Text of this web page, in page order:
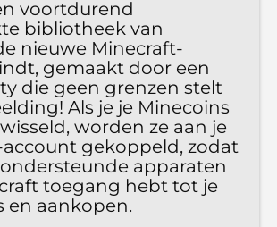
voortdurend
bibliotheek van
nieuwe Minecraft-
gemaakt door een
die geen grenzen stelt
Als je je Minecoins
worden ze aan je
gekoppeld, zodat
apparaten
toegang hebt tot je
en aankopen.